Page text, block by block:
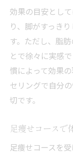
効果の目安とし
り、脚がすっき
す。ただし、脂
とで徐々に実感
慣によって効果
セリングで自分
切です。
足痩せコースで
足痩せコースを